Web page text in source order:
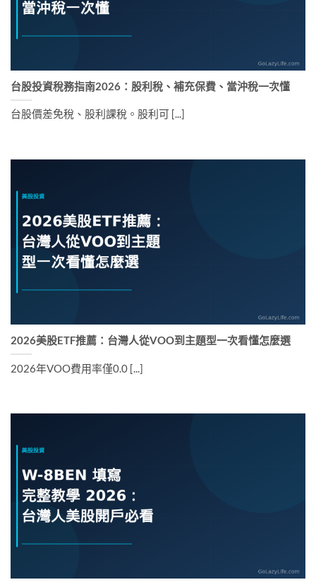
台股投資稅務指南2026：股利稅、補充保費、當沖稅一次懂
台股價差免稅、股利課稅。股利可 [...]
2026美股ETF推薦：台灣人從VOO到主題型一次看懂怎麼選
2026年VOO費用率僅0.0 [...]